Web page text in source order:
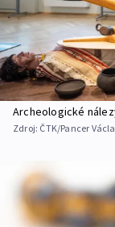
Archeologické
Zdroj: ČTK/Pancer